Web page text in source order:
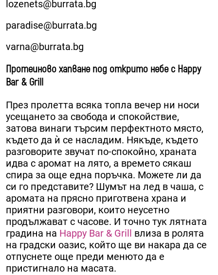
lozenets@burrata.bg
paradise@burrata.bg
varna@burrata.bg
Протеиново хапване под открито небе с Happy
Bar & Grill
През пролетта всяка топла вечер ни носи
усещането за свобода и спокойствие,
затова винаги търсим перфектното място,
където да ѝ се насладим. Някъде, където
разговорите звучат по-спокойно, храната
идва с аромат на лято, а времето сякаш
спира за още една поръчка. Можете ли да
си го представите? Шумът на лед в чаша, с
аромата на прясно приготвена храна и
приятни разговори, които неусетно
продължават с часове. И точно тук лятната
градина на Happy Bar & Grill
влиза в ролята
на градски оазис, който ще ви накара да се
отпуснете още преди менюто да е
пристигнало на масата.